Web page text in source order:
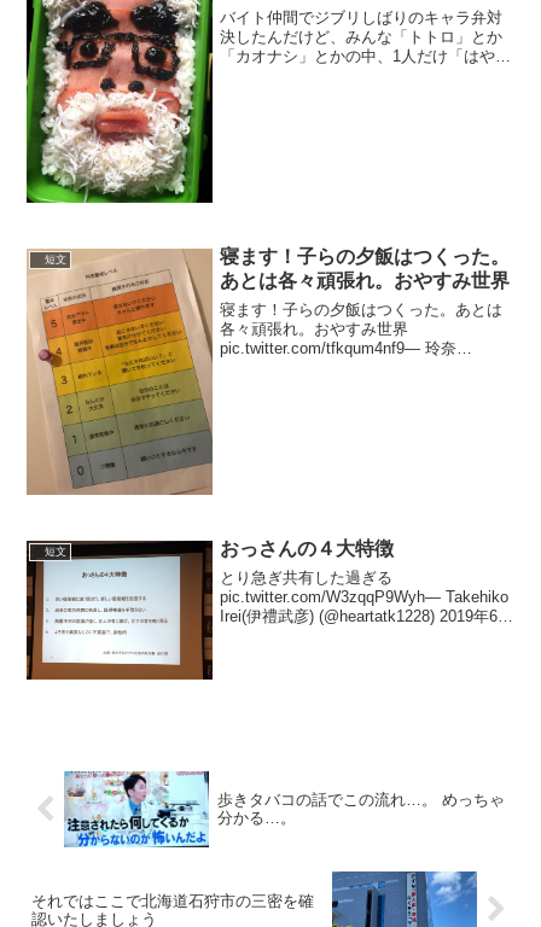
バイト仲間でジブリしばりのキャラ弁対
決したんだけど、みんな「トトロ」とか
「カオナシ」とかの中、1人だけ「はや
短文
寝ます！子らの夕飯はつくった。
あとは各々頑張れ。おやすみ世界
寝ます！子らの夕飯はつくった。あとは
各々頑張れ。おやすみ世界
pic.twitter.com/tfkqum4nf9— 玲奈
短文 おっさんの４大特徴
とり急ぎ共有した過ぎる
pic.twitter.com/W3zqqP9Wyh— Takehiko
Irei(伊禮武彦) (@heartatk1228) 2019年6月
歩きタバコの話でこの流れ…。 めっちゃ
分かる…。
それではここで北海道石狩市の三密を確
認いたしましょう